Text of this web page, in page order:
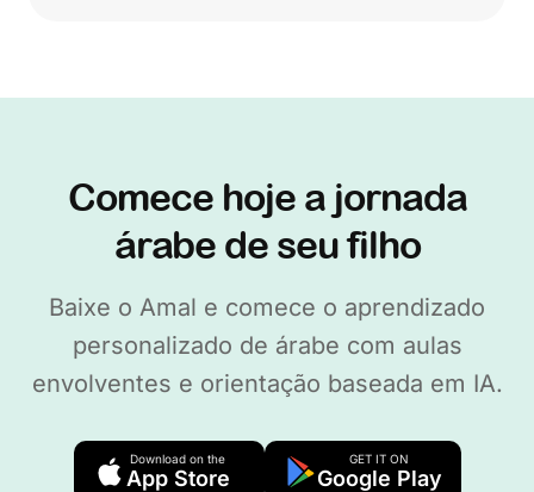
Comece hoje a jornada
árabe de seu filho
Baixe o Amal e comece o aprendizado
personalizado de árabe com aulas
envolventes e orientação baseada em IA.
Download on the
App Store
GET IT ON
Google Play